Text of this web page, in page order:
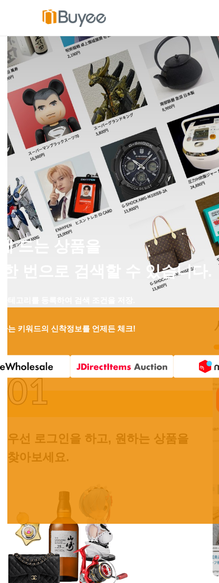
텐
츠
로
건
뛰
기
드는 상품을
번으로 검색할 수 있습니다.
는 키워드의 신착정보를 언제든 체크!
01
우선 로그인을 하고, 원하는 상품을
찾아보세요.